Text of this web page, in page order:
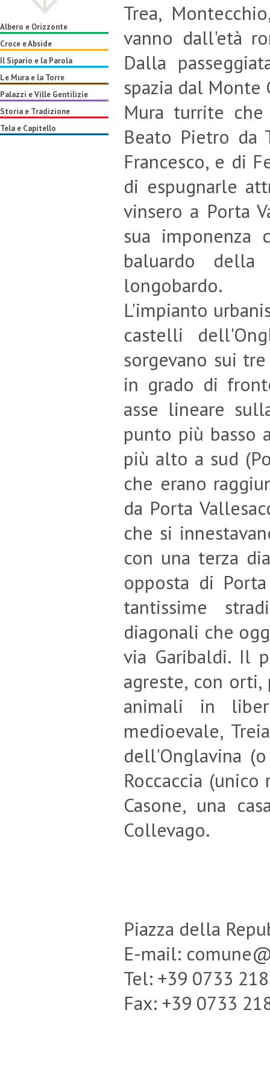
Albero e Orizzonte
Croce e Abside
Il Sipario e la Parola
Le Mura e la Torre
Palazzi e Ville Gentilizie
Storia e Tradizione
Tela e Capitello
Trea,
vanno dall'età
Dalla
spazia dal
Mura turrite
Beato Pietro da
Francesco, e di
di espugnarle
vinsero a Porta
sua imponenza
baluardo
longobardo.
L'impianto
castelli
sorgevano sui
in grado di
asse lineare
punto più basso
più alto a sud
che erano
da Porta
che si
con una terza
opposta di
tantissime
diagonali che
via Garibaldi. Il
agreste, con
animali in
medioevale,
dell'Onglavina
Roccaccia
Casone, una
Collevago.
Piazza della
E-mail:
Tel: +39 0733
Fax: +39 0733